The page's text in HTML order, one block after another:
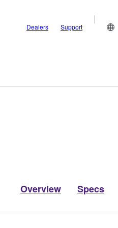
Dealers Support
Overview Specs